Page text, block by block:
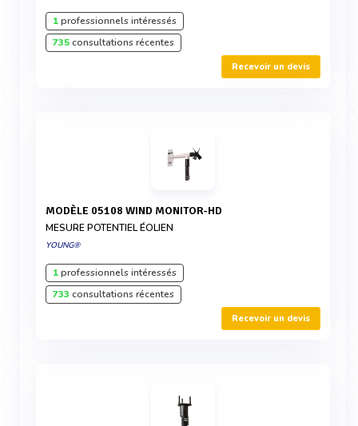
1professionnels intéressés
735consultations récentes
Recevoir un devis
MODÈLE 05108 WIND MONITOR-HD
MESURE POTENTIEL ÉOLIEN
YOUNG®
1professionnels intéressés
733 consultations récentes
Recevoir un devis